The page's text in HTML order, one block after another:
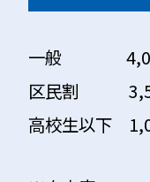
一般
区民割
高校生以下